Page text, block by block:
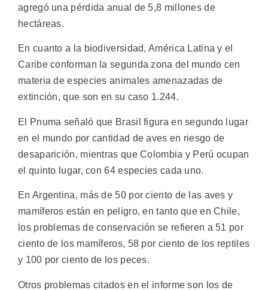
agregó una pérdida anual de 5,8 millones de
hectáreas.
En cuanto a la biodiversidad, América Latina y el
Caribe conforman la segunda zona del mundo cen
materia de especies animales amenazadas de
extinción, que son en su caso 1.244.
El Pnuma señaló que Brasil figura en segundo lugar
en el mundo por cantidad de aves en riesgo de
desaparición, mientras que Colombia y Perú ocupan
el quinto lugar, con 64 especies cada uno.
En Argentina, más de 50 por ciento de las aves y
mamíferos están en peligro, en tanto que en Chile,
los problemas de conservación se refieren a 51 por
ciento de los mamíferos, 58 por ciento de los reptiles
y 100 por ciento de los peces.
Otros problemas citados en el informe son los de